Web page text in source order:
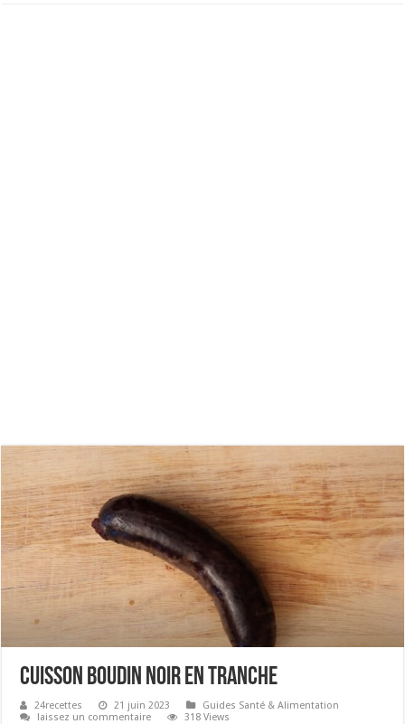
Cuisson boudin noir en tranche
24recettes 21 juin 2023
Guides Santé & Alimentation
laissez un commentaire
318 Views